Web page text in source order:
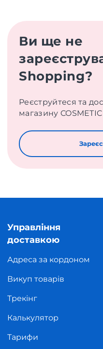
Ви ще не
Shopping?
Реєструйтеся та
магазину
Управління
доставкою
Адреса за кордоном
Викуп товарів
Трекінг
Калькулятор
Тарифи